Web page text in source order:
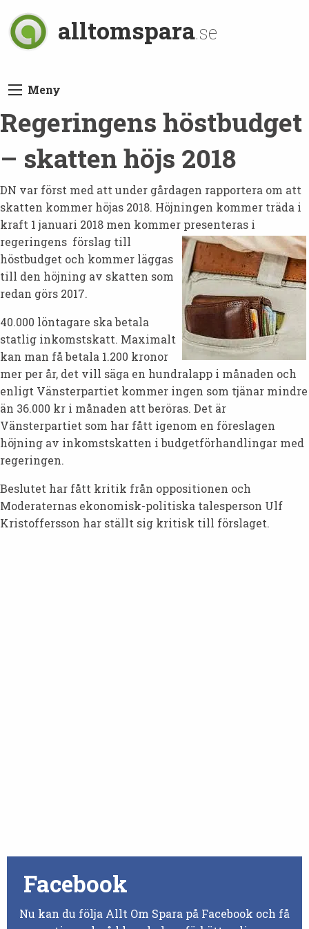
alltomspara.se
Meny
Regeringens höstbudget
– skatten höjs 2018
DN var först med att under gårdagen rapportera om att
skatten kommer höjas 2018. Höjningen kommer träda i
kraft 1 januari 2018 men kommer presenteras i
regeringens förslag till
höstbudget och kommer läggas
till den höjning av skatten som
redan görs 2017.
40.000 löntagare ska betala
statlig inkomstskatt. Maximalt
kan man få betala 1.200 kronor
mer per år, det vill säga en hundralapp i månaden och
enligt Vänsterpartiet kommer ingen som tjänar mindre
än 36.000 kr i månaden att beröras. Det är
Vänsterpartiet som har fått igenom en föreslagen
höjning av inkomstskatten i budgetförhandlingar med
regeringen.
Beslutet har fått kritik från oppositionen och
Moderaternas ekonomisk-politiska talesperson Ulf
Kristoffersson har ställt sig kritisk till förslaget.
Facebook
Nu kan du följa Allt Om Spara på Facebook och få